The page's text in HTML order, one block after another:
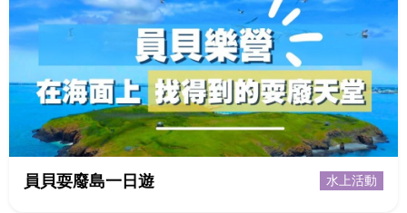
員貝耍廢島一日遊 水上活動